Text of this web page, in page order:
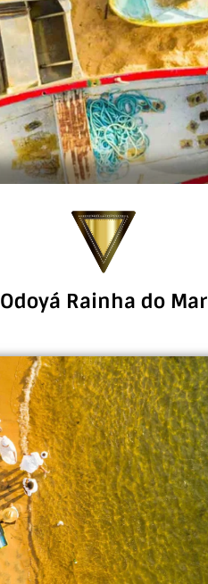
Odoyá Rainha do Mar